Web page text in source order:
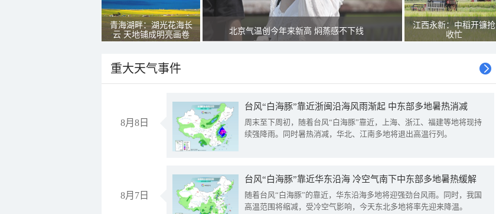
青海湖畔：湖光花海长
云 天地铺成明亮画卷
北京气温创今年来新高 焖蒸感不下线
江西永新：中稻开镰抢
收忙
重大天气事件
8月8日
台风“白海豚”靠近浙闽沿海风雨渐起 中东部多地暑热消减
周末至下周初，随着台风“白海豚”靠近，上海、浙江、福建等地将现持
续强降雨。同时暑热消减，华北、江南多地将退出高温行列。
8月7日
台风“白海豚”靠近华东沿海 冷空气南下中东部多地暑热缓解
随着台风“白海豚”的靠近，华东沿海多地将迎强劲台风雨。同时，我国
高温范围将缩减，受冷空气影响，今天东北多地将率先迎来降温。